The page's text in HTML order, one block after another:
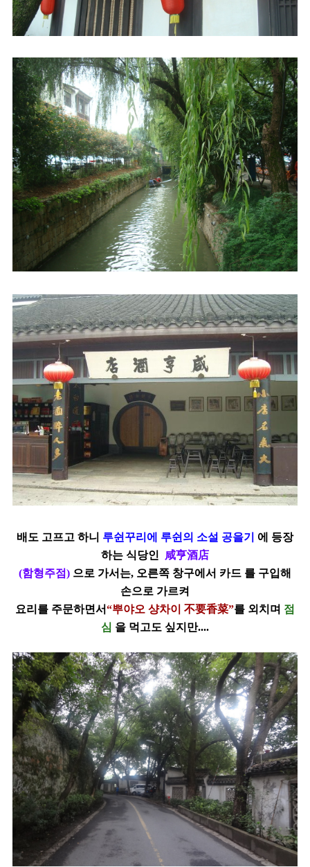
배도 고프고 하니 루쉰꾸리에 루쉰의 소설 공을기 에 등장
하는 식당인 咸亨酒店
(함형주점) 으로 가서는, 오른쪽 창구에서 카드 를 구입해
손으로 가르켜
요리를 주문하면서“뿌야오 샹차이 不要香菜”를 외치며 점
심 을 먹고도 싶지만....